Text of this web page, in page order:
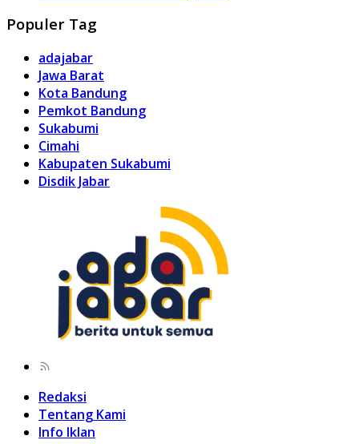
Populer Tag
adajabar
Jawa Barat
Kota Bandung
Pemkot Bandung
Sukabumi
Cimahi
Kabupaten Sukabumi
Disdik Jabar
Redaksi
Tentang Kami
Info Iklan